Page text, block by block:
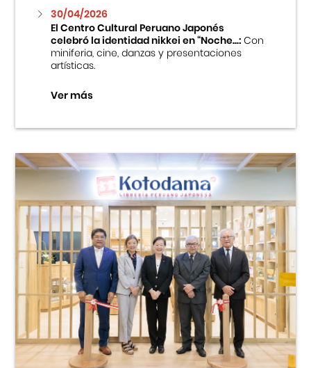
30/04/2026
El Centro Cultural Peruano Japonés
celebró la identidad nikkei en “Noche...:Con
miniferia, cine, danzas y presentaciones
artísticas.
Ver más